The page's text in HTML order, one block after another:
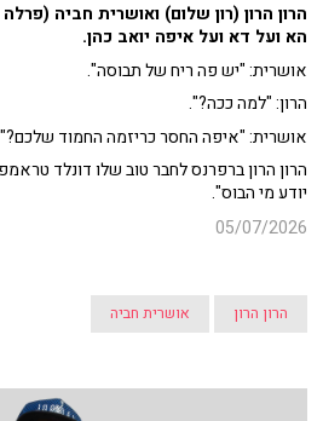
הרון הרון (רון שלום) ואושרית חביה
הא ועל דא ועל איפה יואב כהן.
אושרית: "יש פה ריח של תבוסה".
הרון: "למה ככה?".
אושרית: "איפה החסר כריזמה החמוד
הרון הרון ברפרנס לחבר טוב שלו דונלד
יודע מי הבוס".
05/07/2026
הרון הרון אושרית חביה